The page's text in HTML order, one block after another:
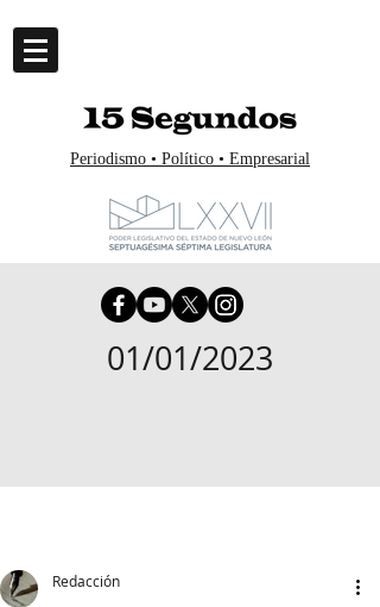
Periodismo • Político • Empresarial
01/01/2023
Redacción